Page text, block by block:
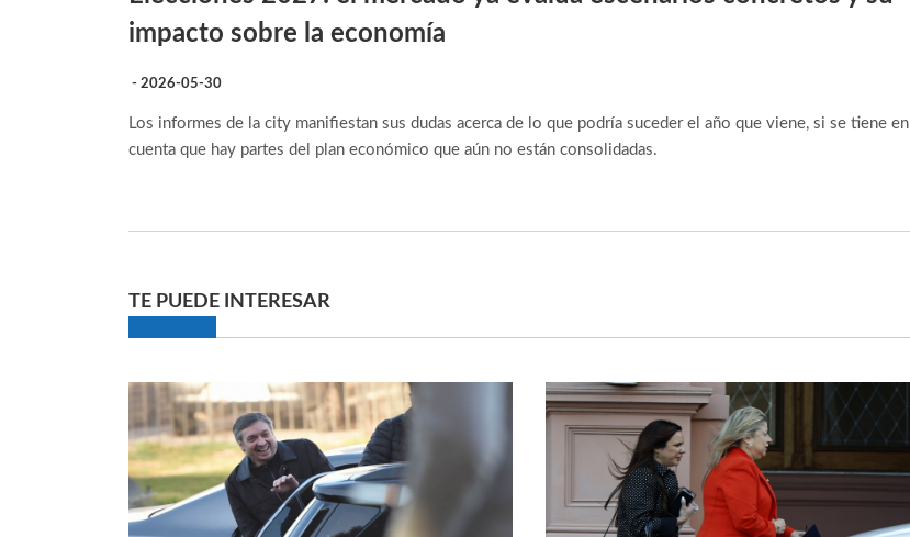
impacto sobre la economía
- 2026-05-30
Los informes de la city manifiestan sus dudas acerca de lo que podría suceder el año que viene, si se tiene en
cuenta que hay partes del plan económico que aún no están consolidadas.
TE PUEDE INTERESAR